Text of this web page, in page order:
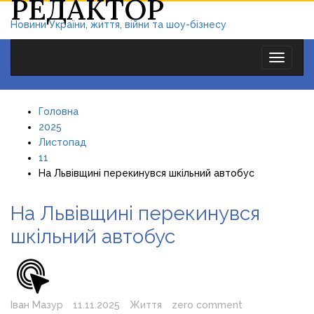
РЕДАКТОР
Новини України, життя, війни та шоу-бізнесу
Toggle
Головна
2025
Листопад
11
На Львівщині перекинувся шкільний автобус
На Львівщині перекинувся
шкільний автобус
Іван Мазур 11.11.2025 Життя zero comment